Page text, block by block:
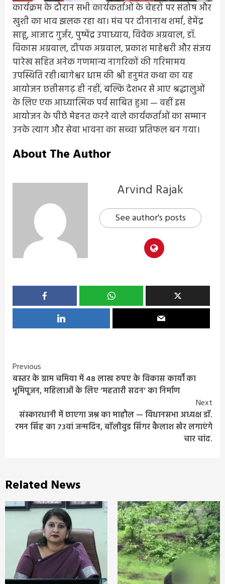
कार्यक्रम के दौरान सभी कार्यकर्ताओं के चेहरों पर संतोष और
खुशी का भाव झलक रहा था। मंच पर दीनानाथ शर्मा, हेमेंद्र
साहू, आजाद गुर्जर, पुष्पेंद्र उपाध्याय, विवेक अग्रवाल, डॉ.
विकास अग्रवाल, दीपक अग्रवाल, प्रकाश माहेश्वरी और संजय
पारेख सहित अनेक गणमान्य नागरिकों की गरिमामय
उपस्थिति रही।बागेश्वर धाम की श्री हनुमंत कथा का यह
आयोजन छत्तीसगढ़ ही नहीं, बल्कि देशभर से आए श्रद्धालुओं
के लिए एक आध्यात्मिक पर्व साबित हुआ — वहीं इस
आयोजन के पीछे मेहनत करने वाले कार्यकर्ताओं का सम्मान
उनके त्याग और सेवा भावना का सच्चा प्रतिफल बन गया।
About The Author
Arvind Rajak
See author's posts
Continue
Reading
Previous
बस्तर के ग्राम चमिया में 48 लाख रुपए के विकास कार्यों का
भूमिपूजन, महिलाओं के लिए ‘महतारी सदन’ का निर्माण
Next
संस्कारधानी में छाएगा जश्न का माहौल — विधानसभा अध्यक्ष डॉ.
रमन सिंह का 73वां जन्मदिन, बॉलीवुड सिंगर कैलाश खेर लगाएंगे
चार चांद.
Related News